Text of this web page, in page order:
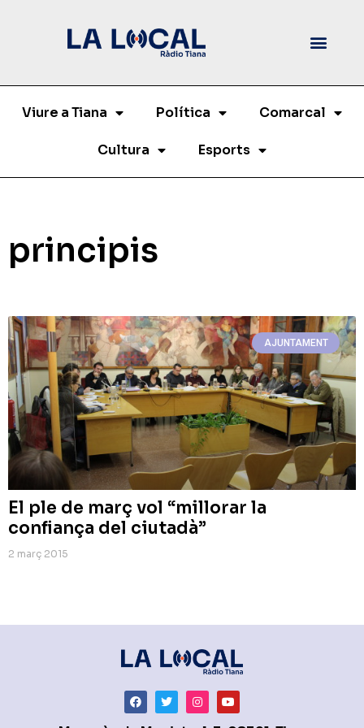
Viure a Tiana Política Comarcal
Cultura Esports
principis
AJUNTAMENT
El ple de març vol “millorar la
confiança del ciutadà”
2 març 2015